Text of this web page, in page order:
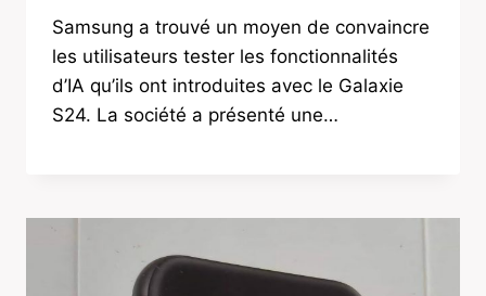
Samsung a trouvé un moyen de convaincre
les utilisateurs tester les fonctionnalités
d’IA qu’ils ont introduites avec le Galaxie
S24. La société a présenté une…